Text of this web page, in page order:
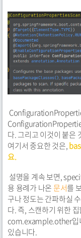
다. 그리고 이것이 붙은
여기서 중요한 것은,
요.
설명을 계속 보면,
용 용례가 나온문서를
구나 정도는 간파하실
다. 즉, 스캔하기 위한
com.example.other입
있습니다.